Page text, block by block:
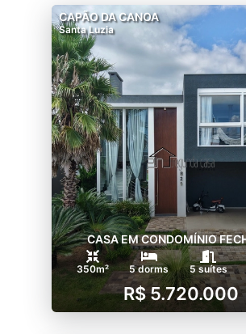
CAPÃO DA CANOA
Santa Luzia
CASA EM CONDOMÍNIO
350m² 5 dorms 5 suítes
R$ 5.720.000